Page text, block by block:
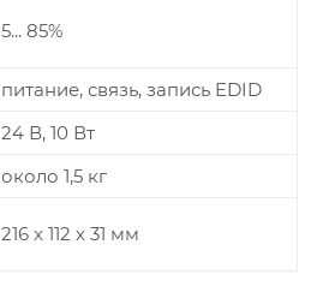
5... 85%
питание, связь, запись EDID
24 В, 10 Вт
около 1,5 кг
216 x 112 x 31 мм